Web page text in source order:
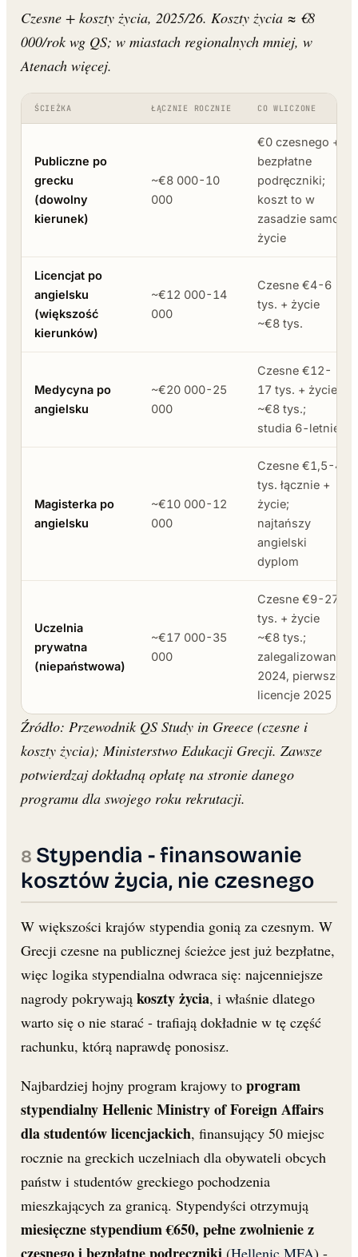
Czesne + koszty życia, 2025/26. Koszty życia ≈ €8
000/rok wg QS; w miastach regionalnych mniej, w
Atenach więcej.
ŚCIEŻKA ŁĄCZNIE ROCZNIE CO WLICZONE
Publiczne po
grecku
(dowolny
kierunek)
~€8 000-10
000
€0 czesnego +
bezpłatne
podręczniki;
koszt to w
zasadzie samo
życie
Licencjat po
angielsku
(większość
kierunków)
~€12 000-14
000
Czesne €4-6
tys. + życie
~€8 tys.
Medycyna po
angielsku
~€20 000-25
000
Czesne €12-
17 tys. + życie
~€8 tys.;
studia 6-letnie
Magisterka po
angielsku
~€10 000-12
000
Czesne €1,5-4
tys. łącznie +
życie;
najtańszy
angielski
dyplom
Uczelnia
prywatna
(niepaństwowa)
~€17 000-35
000
Czesne €9-27
tys. + życie
~€8 tys.;
zalegalizowane
2024, pierwsze
licencje 2025
Źródło: Przewodnik QS Study in Greece (czesne i
koszty życia); Ministerstwo Edukacji Grecji. Zawsze
potwierdzaj dokładną opłatę na stronie danego
programu dla swojego roku rekrutacji.
Stypendia - finansowanie
kosztów życia, nie czesnego
W większości krajów stypendia gonią za czesnym. W
Grecji czesne na publicznej ścieżce jest już bezpłatne,
więc logika stypendialna odwraca się: najcenniejsze
nagrody pokrywają koszty życia, i właśnie dlatego
warto się o nie starać - trafiają dokładnie w tę część
rachunku, którą naprawdę ponosisz.
Najbardziej hojny program krajowy to program
stypendialny Hellenic Ministry of Foreign Affairs
dla studentów licencjackich, finansujący 50 miejsc
rocznie na greckich uczelniach dla obywateli obcych
państw i studentów greckiego pochodzenia
mieszkających za granicą. Stypendyści otrzymują
miesięczne stypendium €650, pełne zwolnienie z
(Hellenic MFA) -